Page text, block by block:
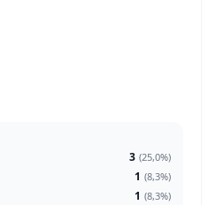
3 (25,0%)
1 (8,3%)
1 (8,3%)